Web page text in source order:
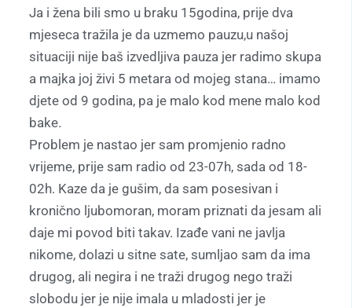
Ja i žena bili smo u braku 15godina, prije dva
mjeseca tražila je da uzmemo pauzu,u našoj
situaciji nije baš izvedljiva pauza jer radimo skupa
a majka joj živi 5 metara od mojeg stana… imamo
djete od 9 godina, pa je malo kod mene malo kod
bake.
Problem je nastao jer sam promjenio radno
vrijeme, prije sam radio od 23-07h, sada od 18-
02h. Kaze da je gušim, da sam posesivan i
kronično ljubomoran, moram priznati da jesam ali
daje mi povod biti takav. Izađe vani ne javlja
nikome, dolazi u sitne sate, sumljao sam da ima
drugog, ali negira i ne traži drugog nego traži
slobodu jer je nije imala u mladosti jer je